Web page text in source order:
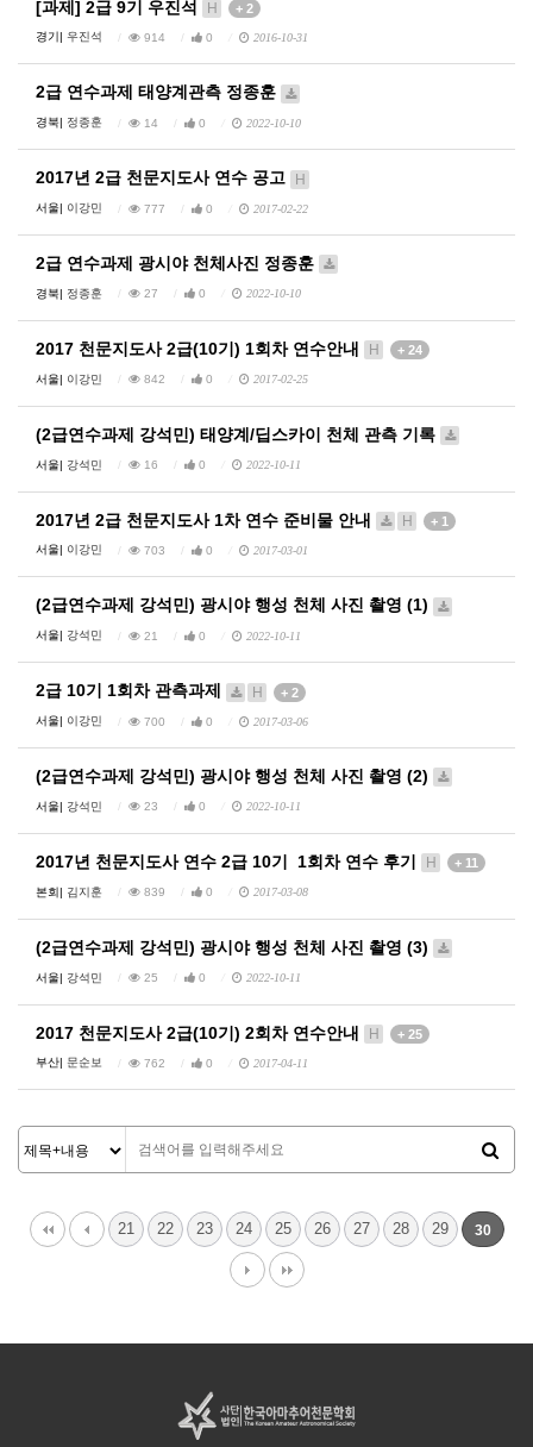
[과제] 2급 9기 우진석 H + 2
경기| 우진석 914 0 2016-10-31
2급 연수과제 태양계관측 정종훈
경북| 정종훈 14 0 2022-10-10
2017년 2급 천문지도사 연수 공고 H
서울| 이강민 777 0 2017-02-22
2급 연수과제 광시야 천체사진 정종훈
경북| 정종훈 27 0 2022-10-10
2017 천문지도사 2급(10기) 1회차 연수안내 H + 24
서울| 이강민 842 0 2017-02-25
(2급연수과제 강석민) 태양계/딥스카이 천체 관측 기록
서울| 강석민 16 0 2022-10-11
2017년 2급 천문지도사 1차 연수 준비물 안내 H + 1
서울| 이강민 703 0 2017-03-01
(2급연수과제 강석민) 광시야 행성 천체 사진 촬영 (1)
서울| 강석민 21 0 2022-10-11
2급 10기 1회차 관측과제 H + 2
서울| 이강민 700 0 2017-03-06
(2급연수과제 강석민) 광시야 행성 천체 사진 촬영 (2)
서울| 강석민 23 0 2022-10-11
2017년 천문지도사 연수 2급 10기 1회차 연수 후기 H + 11
본회| 김지훈 839 0 2017-03-08
(2급연수과제 강석민) 광시야 행성 천체 사진 촬영 (3)
서울| 강석민 25 0 2022-10-11
2017 천문지도사 2급(10기) 2회차 연수안내 H + 25
부산| 문순보 762 0 2017-04-11
21 22 23 24 25 26 27 28 29 30